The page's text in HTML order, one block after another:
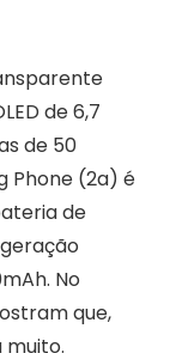
de 6,7
de 50
Phone (2a) é
de
No
que,